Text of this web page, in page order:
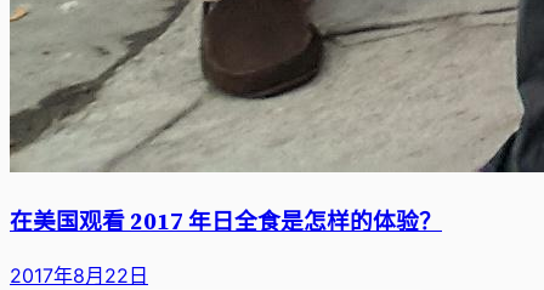
在美国观看 2017 年日全食是怎样的体验？
2017年8月22日